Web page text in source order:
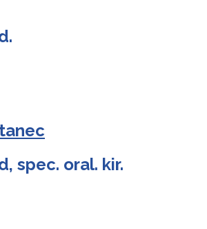
spec. oral. kir.